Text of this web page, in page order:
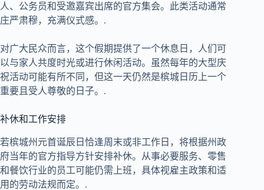
人、公务员和受邀嘉宾出席的官方集会。此类活动通常
庄严肃穆，充满仪式感。.
对广大民众而言，这个假期提供了一个休息日，人们可
以与家人共度时光或进行休闲活动。虽然每年的大型庆
祝活动可能有所不同，但这一天仍然是槟城日历上一个
重要且受人尊敬的日子。.
补休和工作安排
若槟城州元首诞辰日恰逢周末或非工作日，将根据州政
府当年的官方指导方针安排补休。从事必要服务、零售
和餐饮行业的员工可能仍需上班，具体视雇主政策和适
用的劳动法规而定。.